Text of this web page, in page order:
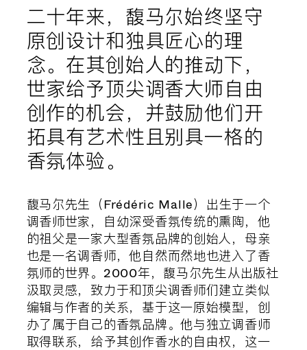
二十年来，馥马尔始终坚守
原创设计和独具匠心的理
念。在其创始人的推动下，
世家给予顶尖调香大师自由
创作的机会，并鼓励他们开
拓具有艺术性且别具一格的
香氛体验。
馥马尔先生（Frédéric Malle）出生于一个
调香师世家，自幼深受香氛传统的熏陶，他
的祖父是一家大型香氛品牌的创始人，母亲
也是一名调香师，他自然而然地也进入了香
氛师的世界。2000年，馥马尔先生从出版社
汲取灵感，致力于和顶尖调香师们建立类似
编辑与作者的关系，基于这一原始模型，创
办了属于自己的香氛品牌。他与独立调香师
取得联系，给予其创作香水的自由权，这一